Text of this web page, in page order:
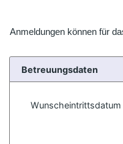
Anmeldungen können für
Betreuungsdaten
Wunscheintrittsdatum